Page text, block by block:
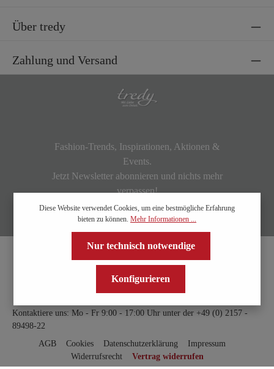
Über tredy
Zahlung und Versand
Fashion-Trends, Inspirationen, Aktionen &
Events.
Jetzt Newsletter abonnieren und nichts mehr
verpassen!
Kontaktiere uns: Mo - Fr 9:00 - 17:00 Uhr unter der +49 (0) 2157 -
89498-22
AGB
Cookies Datenschutzerklärung
Impressum
Widerrufsrecht
Vertrag widerrufen
Diese Website verwendet Cookies, um eine bestmögliche Erfahrung
bieten zu können. Mehr Informationen ...
Nur technisch notwendige
Konfigurieren